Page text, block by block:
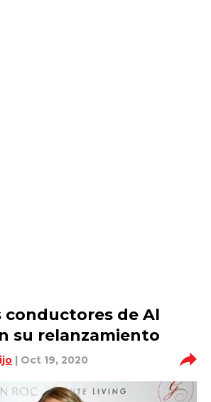
conductores de Al
su relanzamiento
| Oct 19, 2020